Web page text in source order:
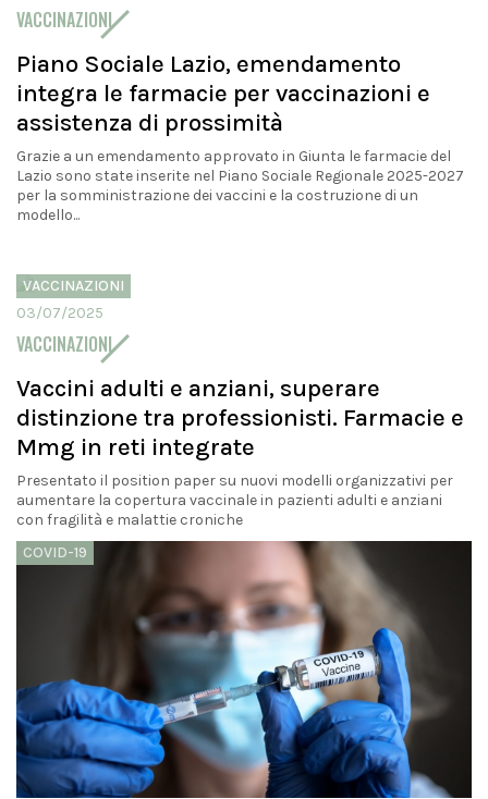
VACCINAZIONI
Piano Sociale Lazio, emendamento
integra le farmacie per vaccinazioni e
assistenza di prossimità
Grazie a un emendamento approvato in Giunta le farmacie del
Lazio sono state inserite nel Piano Sociale Regionale 2025-2027
per la somministrazione dei vaccini e la costruzione di un
modello...
VACCINAZIONI
03/07/2025
VACCINAZIONI
Vaccini adulti e anziani, superare
distinzione tra professionisti. Farmacie e
Mmg in reti integrate
Presentato il position paper su nuovi modelli organizzativi per
aumentare la copertura vaccinale in pazienti adulti e anziani
con fragilità e malattie croniche
COVID-19